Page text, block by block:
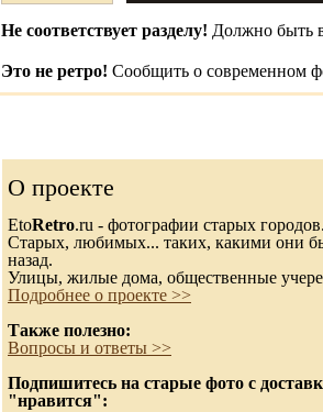
Не соответствует разделу! Должно быть
Это не ретро! Сообщить о современном
О проекте
EtoRetro.ru - фотографии старых городов.
Старых, любимых... таких, какими они
назад.
Улицы, жилые дома, общественные
Подробнее о проекте >>
Также полезно:
Вопросы и ответы >>
Подпишитесь на старые фото с
"нравится":